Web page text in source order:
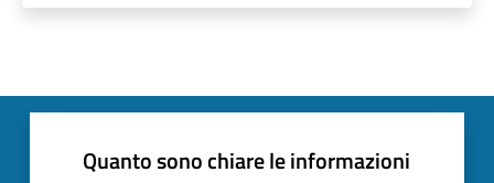
Quanto sono chiare le informazioni